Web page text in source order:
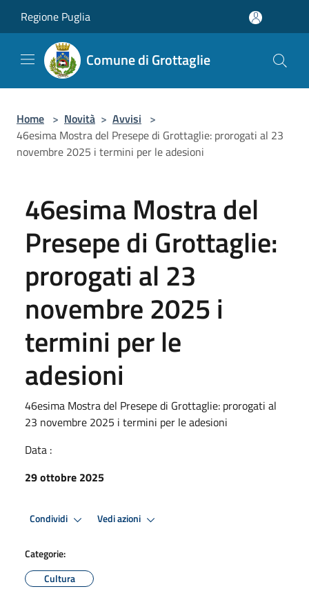
Regione Puglia
Comune di Grottaglie
Home > Novità > Avvisi >
46esima Mostra del Presepe di Grottaglie: prorogati al 23
novembre 2025 i termini per le adesioni
46esima Mostra del
Presepe di Grottaglie:
prorogati al 23
novembre 2025 i
termini per le
adesioni
46esima Mostra del Presepe di Grottaglie: prorogati al
23 novembre 2025 i termini per le adesioni
Data :
29 ottobre 2025
Condividi Vedi azioni
Categorie:
Cultura